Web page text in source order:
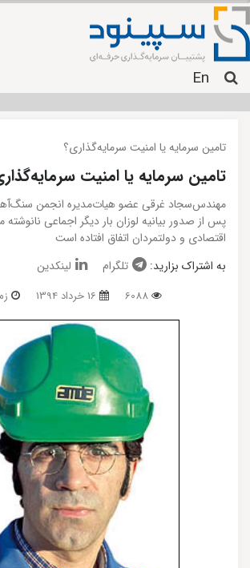
En
تامین سرمایه یا امنیت سرمایه‌گذاری؟
تامین سرمایه یا امنیت
مهندس‌سجاد غرقی عضو هیات‌مدیره انجمن سنگ‌آهن
پس از صدور بیانیه لوزان بار دیگر اجماعی نانوشته
اقتصادی و دولتمردان اتفاق افتاده است
به اشتراک بزارید:
تلگرام لینکدین